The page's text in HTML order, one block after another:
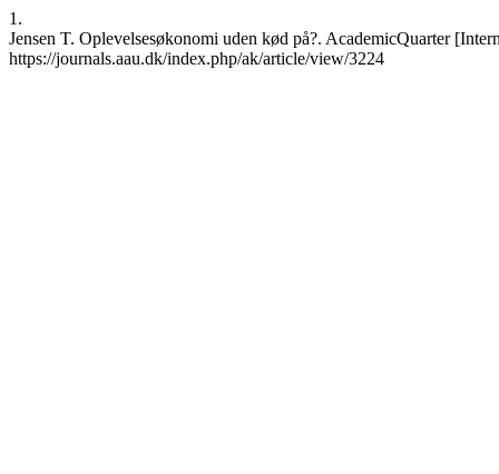
1.
Jensen T. Oplevelsesøkonomi uden kød på?. AcademicQuarter
https://journals.aau.dk/index.php/ak/article/view/3224